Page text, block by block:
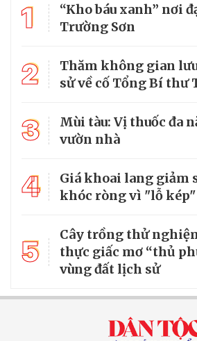
1
“Kho báu xanh” nơi
Trường Sơn
2
Thăm không gian
sử về cố Tổng Bí thư
3
Mùi tàu: Vị thuốc đa
vườn nhà
4
Giá khoai lang giảm
khóc ròng vì "lỗ kép"
5
Cây trồng thử
thực giấc mơ “thủ
vùng đất lịch sử